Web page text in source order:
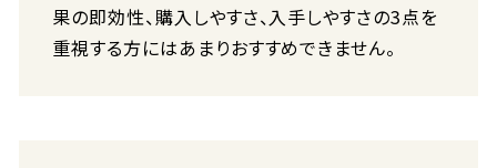
果の即効性、購入しやすさ、入手しやすさの3点を
重視する方にはあまりおすすめできません。